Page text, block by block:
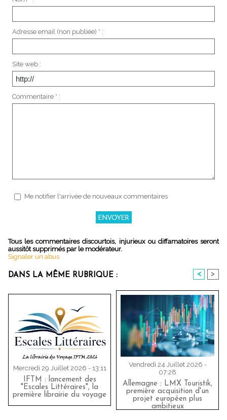
Adresse email (non publiée) * :
Site web :
Commentaire * :
Me notifier l'arrivée de nouveaux commentaires
Tous les commentaires discourtois, injurieux ou diffamatoires seront
aussitôt supprimés par le modérateur.
Signaler un abus
DANS LA MÊME RUBRIQUE : < >
Mercredi 29 Juillet 2026 - 13:11
IFTM : lancement des
"Escales Littéraires", la
première librairie du voyage
Vendredi 24 Juillet 2026 -
07:28
Allemagne : LMX Touristik,
première acquisition d'un
projet européen plus
ambitieux